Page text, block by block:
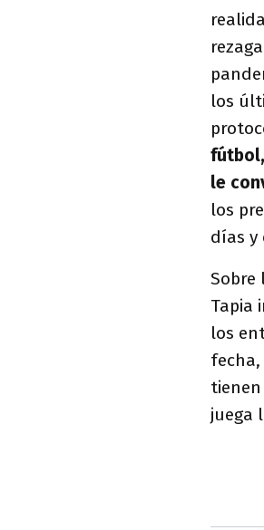
los
le
los
días y
Sobre
Tapia
los
tienen
juega